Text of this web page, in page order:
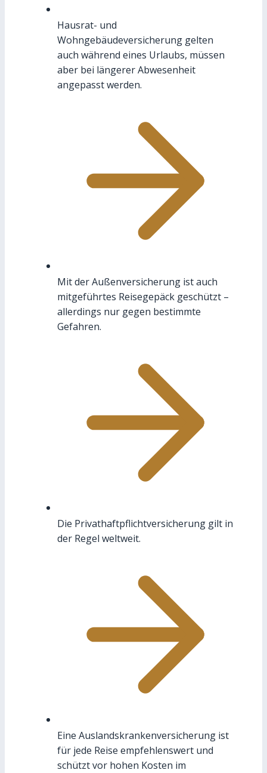
Hausrat- und
Wohngebäudeversicherung gelten
auch während eines Urlaubs, müssen
aber bei längerer Abwesenheit
angepasst werden.
Mit der Außenversicherung ist auch
mitgeführtes Reisegepäck geschützt –
allerdings nur gegen bestimmte
Gefahren.
Die Privathaftpflichtversicherung gilt in
der Regel weltweit.
Eine Auslandskrankenversicherung ist
für jede Reise empfehlenswert und
schützt vor hohen Kosten im